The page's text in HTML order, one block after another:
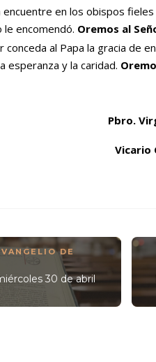
encuentre en los obispos
le encomendó. Oremos al
conceda al Papa la gracia de
esperanza y la caridad.
Pbro.
Vicario
DE
30 de abril